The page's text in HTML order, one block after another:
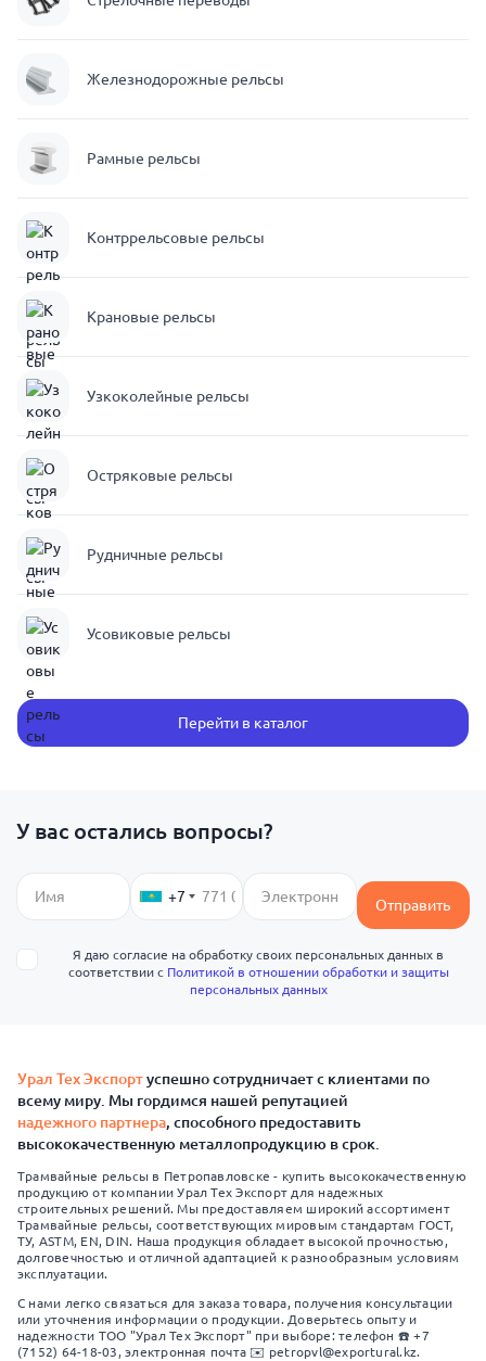
Железнодорожные рельсы
Рамные рельсы
Контррельсовые рельсы
Крановые рельсы
Узкоколейные рельсы
Остряковые рельсы
Рудничные рельсы
Усовиковые рельсы
Перейти в каталог
У вас остались вопросы?
+7 Отправить
Я даю согласие на обработку своих персональных данных в
соответствии с Политикой в отношении обработки и защиты
персональных данных
Урал Тех Экспортуспешно сотрудничает с клиентами по
всему миру. Мы гордимся нашей репутацией
надежного партнера, способного предоставить
высококачественную металлопродукцию в срок.
Трамвайные рельсы в Петропавловске - купить высококачественную
продукцию от компании Урал Тех Экспорт для надежных
строительных решений. Мы предоставляем широкий ассортимент
Трамвайные рельсы, соответствующих мировым стандартам ГОСТ,
ТУ, ASTM, EN, DIN. Наша продукция обладает высокой прочностью,
долговечностью и отличной адаптацией к разнообразным условиям
эксплуатации.
С нами легко связаться для заказа товара, получения консультации
или уточнения информации о продукции. Доверьтесь опыту и
надежности ТОО "Урал Тех Экспорт" при выборе: телефон ☎️ +7
(7152) 64-18-03, электронная почта ✉️ petropvl@exportural.kz.